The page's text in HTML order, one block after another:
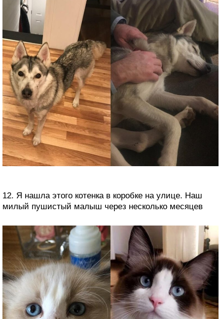
12. Я нашла этого котенка в коробке на улице. Наш
милый пушистый малыш через несколько месяцев